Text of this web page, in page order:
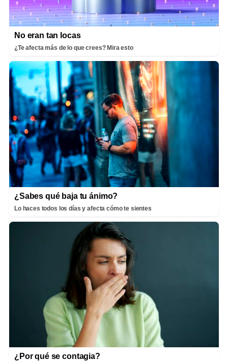
No eran tan locas
¿Te afecta más de lo que crees? Mira esto
¿Sabes qué baja tu ánimo?
Lo haces todos los días y afecta cómo te sientes
¿Por qué se contagia?